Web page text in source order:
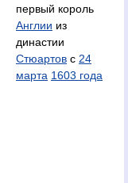
первый король
Англии из
династии
Стюартов с 24
марта 1603 года